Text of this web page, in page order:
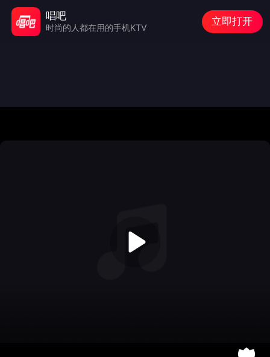
唱吧
时尚的人都在用的手机KTV
立即打开